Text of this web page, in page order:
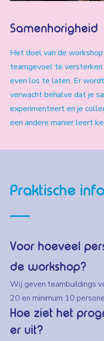
Samenhorigheid
Het doel van de
teamgevoel te versterken
even los te laten. Er
verwacht behalve dat je
experimenteert en je
een andere manier leert
Praktische info
Voor hoeveel
de workshop?
Wij geven teambuildings
20 en minimum 10
Hoe ziet het
er uit?